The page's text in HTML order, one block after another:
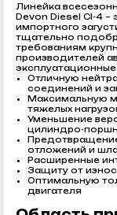
Линейка
Devon Diesel CI-4 –
импортного
тщательно
требованиям
производителей
эксплуатационные
Отличную
соединений и
Максимальную
тяжелых
Уменьшение
цилиндро-
отложений и
Расширенные
Защиту от
Оптимальную
двигателя